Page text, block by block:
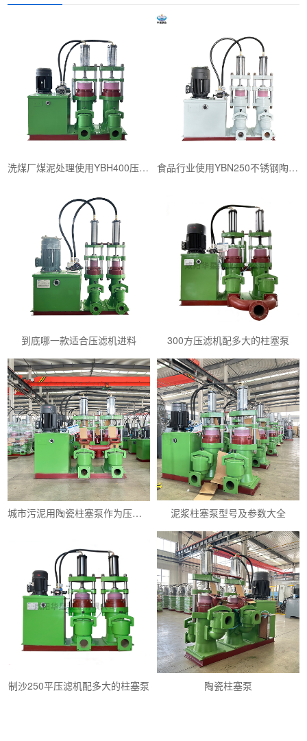
洗煤厂煤泥处理使用YBH400压滤机专用入料泵 食品行业使用YBN250不锈钢陶瓷柱塞泥浆泵
到底哪一款适合压滤机进料 300方压滤机配多大的柱塞泵
城市污泥用陶瓷柱塞泵作为压滤机进料泵怎么样 泥浆柱塞泵型号及参数大全
制沙250平压滤机配多大的柱塞泵 陶瓷柱塞泵